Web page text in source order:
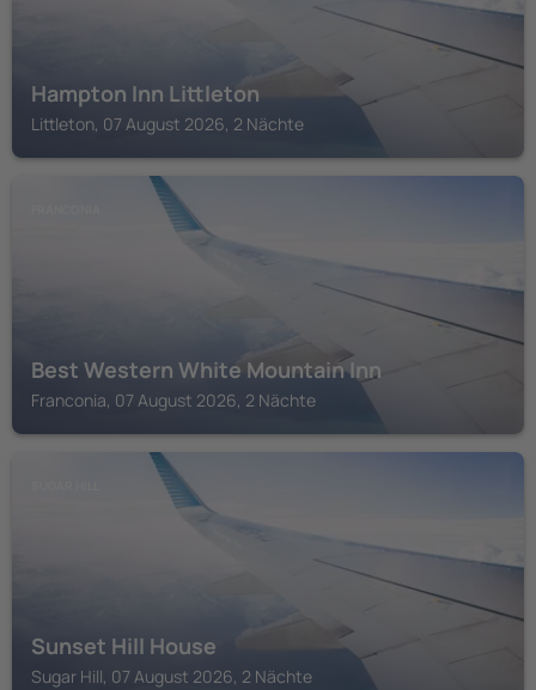
Hampton Inn Littleton
Littleton, 07 August 2026, 2 Nächte
Best Western White Mountain Inn
Franconia, 07 August 2026, 2 Nächte
Sunset Hill House
Sugar Hill, 07 August 2026, 2 Nächte